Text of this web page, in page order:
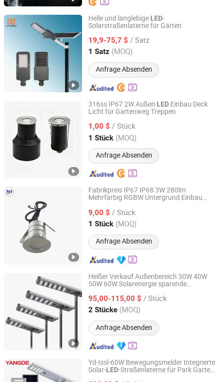
Helle und langlebige LED-
Solarstraßenlaterne für Gärten
19,9-75,7 $ / Satz
1 Satz (MOQ)
Anfrage Absenden
Zhongshan Yiwei Lighting Co., Ltd
Guangdong, China Seit 2025
316ss IP67 2W Außen LED Einbau Deck
Licht für Gartenweg Treppen
1,00 $ / Stück
1 Stück (MOQ)
Anfrage Absenden
Prior LED Technology Limited
Guangdong, China Seit 2013
Fabrikpreis IP67 IP68 3W 280lm
Mehrfarbig RGBW Untergrund Einbau
Bodenbegrenzungslicht für Außenbereich
Garten Pool Brücke Weg
9,00 $ / Stück
1 Stück (MOQ)
Anfrage Absenden
Dongguan MF Lighting Co., Ltd
Guangdong, China Seit 2023
Heißer Verkauf Außenbereich 30W 40W
50W 60W Solarenergie sparende
integriertesLED Gartenweg Solar
Straßenlicht
95,00-115,00 $ / Stück
2 Stücke (MOQ)
Anfrage Absenden
Jiangsu Shangying Photoelectric Technology Co., Ltd
Jiangsu, China Seit 2024
Yd-Issl-60W Bewegungsmelder Integrierte
Solar-LED-Straßenlaterne für Park Garten
Yangde Electric Group Co., Ltd.